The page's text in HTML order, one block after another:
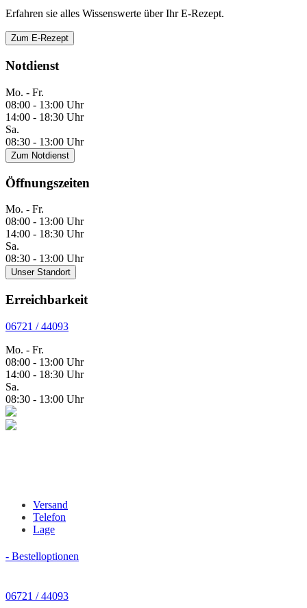
Erfahren sie alles Wissenswerte über Ihr E-Rezept.
Zum E-Rezept
Notdienst
Mo. - Fr.
08:00 - 13:00 Uhr
14:00 - 18:30 Uhr
Sa.
08:30 - 13:00 Uhr
Zum Notdienst
Öffnungszeiten
Mo. - Fr.
08:00 - 13:00 Uhr
14:00 - 18:30 Uhr
Sa.
08:30 - 13:00 Uhr
Unser Standort
Erreichbarkeit
06721 / 44093
Mo. - Fr.
08:00 - 13:00 Uhr
14:00 - 18:30 Uhr
Sa.
08:30 - 13:00 Uhr
Versand
Telefon
Lage
- Bestelloptionen
06721 / 44093